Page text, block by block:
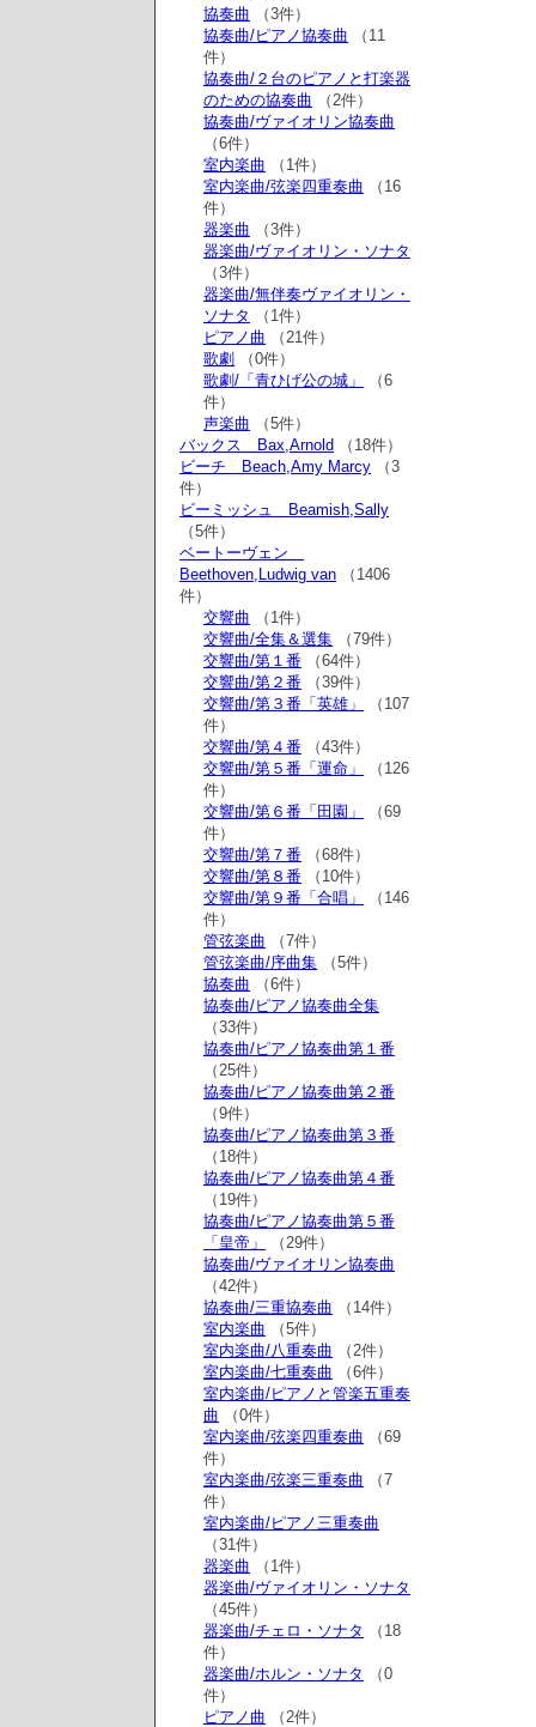
協奏曲 （3件）
協奏曲/ピアノ協奏曲 （11
件）
協奏曲/２台のピアノと打楽器
のための協奏曲 （2件）
協奏曲/ヴァイオリン協奏曲
（6件）
室内楽曲 （1件）
室内楽曲/弦楽四重奏曲 （16
件）
器楽曲 （3件）
器楽曲/ヴァイオリン・ソナタ
（3件）
器楽曲/無伴奏ヴァイオリン・
ソナタ
（1件）
ピアノ曲 （21件）
歌劇
（0件）
歌劇/「青ひげ公の城」
（6
件）
声楽曲 （5件）
バックス Bax,Arnold （18件）
ビーチ Beach,Amy Marcy （3
件）
ビーミッシュ Beamish,Sally
（5件）
ベートーヴェン
Beethoven,Ludwig van （1406
件）
交響曲 （1件）
交響曲/全集＆選集 （79件）
交響曲/第１番 （64件）
交響曲/第２番 （39件）
交響曲/第３番「英雄」
（107
件）
交響曲/第４番 （43件）
交響曲/第５番「運命」
（126
件）
交響曲/第６番「田園」
（69
件）
交響曲/第７番 （68件）
交響曲/第８番 （10件）
交響曲/第９番「合唱」
（146
件）
管弦楽曲 （7件）
管弦楽曲/序曲集 （5件）
協奏曲 （6件）
協奏曲/ピアノ協奏曲全集
（33件）
協奏曲/ピアノ協奏曲第１番
（25件）
協奏曲/ピアノ協奏曲第２番
（9件）
協奏曲/ピアノ協奏曲第３番
（18件）
協奏曲/ピアノ協奏曲第４番
（19件）
協奏曲/ピアノ協奏曲第５番
「皇帝」
（29件）
協奏曲/ヴァイオリン協奏曲
（42件）
協奏曲/三重協奏曲 （14件）
室内楽曲 （5件）
室内楽曲/八重奏曲 （2件）
室内楽曲/七重奏曲 （6件）
室内楽曲/ピアノと管楽五重奏
曲 （0件）
室内楽曲/弦楽四重奏曲 （69
件）
室内楽曲/弦楽三重奏曲 （7
件）
室内楽曲/ピアノ三重奏曲
（31件）
器楽曲 （1件）
器楽曲/ヴァイオリン・ソナタ
（45件）
器楽曲/チェロ・ソナタ
（18
件）
器楽曲/ホルン・ソナタ
（0
件）
ピアノ曲 （2件）